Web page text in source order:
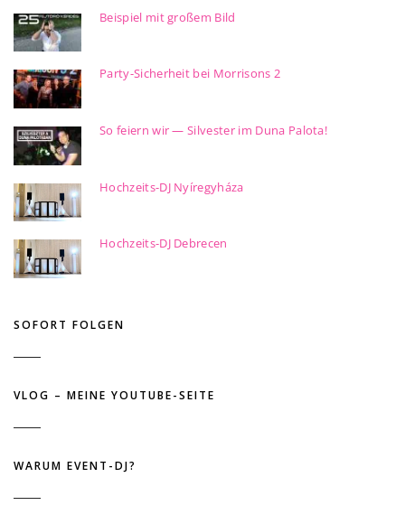
Beispiel mit großem Bild
Party-Sicherheit bei Morrisons 2
So feiern wir — Silvester im Duna Palota!
Hochzeits-DJ Nyíregyháza
Hochzeits-DJ Debrecen
SOFORT FOLGEN
VLOG – MEINE YOUTUBE-SEITE
WARUM EVENT-DJ?